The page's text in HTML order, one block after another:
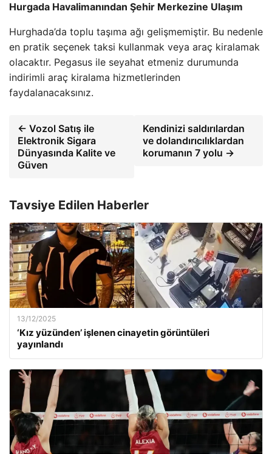
Hurgada Havalimanından Şehir Merkezine Ulaşım
Hurghada’da toplu taşıma ağı gelişmemiştir. Bu nedenle
en pratik seçenek taksi kullanmak veya araç kiralamak
olacaktır. Pegasus ile seyahat etmeniz durumunda
indirimli araç kiralama hizmetlerinden
faydalanacaksınız.
← Vozol Satış ile
Elektronik Sigara
Dünyasında Kalite ve
Güven
Kendinizi saldırılardan
ve dolandırıcılıklardan
korumanın 7 yolu →
Tavsiye Edilen Haberler
13/12/2025
‘Kız yüzünden’ işlenen cinayetin görüntüleri
yayınlandı